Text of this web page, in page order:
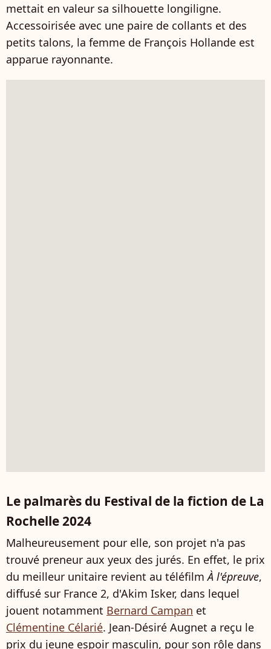
mettait en valeur sa silhouette longiligne.
Accessoirisée avec une paire de collants et des
petits talons, la femme de François Hollande est
apparue rayonnante.
Le palmarès du Festival de la fiction de La
Rochelle 2024
Malheureusement pour elle, son projet n'a pas
trouvé preneur aux yeux des jurés. En effet, le prix
du meilleur unitaire revient au téléfilmÀ l'épreuve,
diffusé sur France 2, d'Akim Isker, dans lequel
jouent notamment Bernard Campan et
Clémentine Célarié. Jean-Désiré Augnet a reçu le
prix du jeune espoir masculin, pour son rôle dans